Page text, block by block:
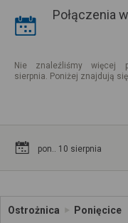
Połączenia
Nie znaleźliśmy
sierpnia. Poniżej znajdują
pon.. 10 sierpnia
Ostrożnica Ponięcice